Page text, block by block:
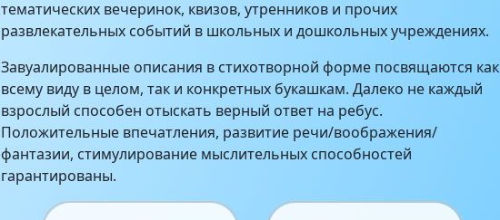
тематических вечеринок, квизов, утренников и прочих
развлекательных событий в школьных и дошкольных учреждениях.
Завуалированные описания в стихотворной форме посвящаются как
всему виду в целом, так и конкретных букашкам. Далеко не каждый
взрослый способен отыскать верный ответ на ребус.
Положительные впечатления, развитие речи/воображения/
фантазии, стимулирование мыслительных способностей
гарантированы.